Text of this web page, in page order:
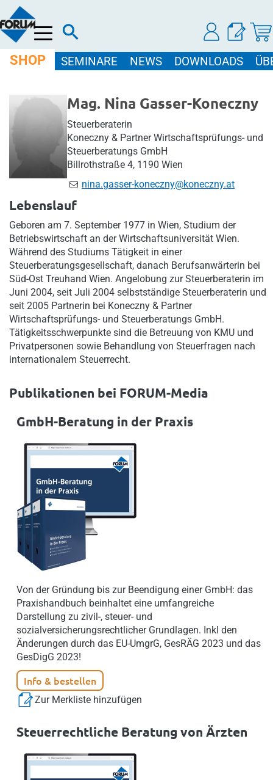
Menü
SHOP SEMINARE NEWS DOWNLOADS
Mag. Nina Gasser-Koneczny
Steuerberaterin
Koneczny & Partner Wirtschaftsprüfungs- und
Steuerberatungs GmbH
Billrothstraße 4, 1190 Wien
nina.gasser-koneczny@koneczny.at
Lebenslauf
Geboren am 7. September 1977 in Wien, Studium der
Betriebswirtschaft an der Wirtschaftsuniversität Wien.
Während des Studiums Tätigkeit in einer
Steuerberatungsgesellschaft, danach Berufsanwärterin bei
Süd-Ost Treuhand Wien. Angelobung zur Steuerberaterin im
Juni 2004, seit Juli 2004 selbstständige Steuerberaterin und
seit 2005 Partnerin bei Koneczny & Partner
Wirtschaftsprüfungs- und Steuerberatungs GmbH.
Tätigkeitsschwerpunkte sind die Betreuung von KMU und
Privatpersonen sowie Behandlung von Steuerfragen nach
internationalem Steuerrecht.
Publikationen bei FORUM-Media
GmbH-Beratung in der Praxis
Von der Gründung bis zur Beendigung einer GmbH: das
Praxishandbuch beinhaltet eine umfangreiche
Darstellung zu zivil-, steuer- und
sozialversicherungsrechtlicher Grundlagen. Inkl den
Änderungen durch das EU-UmgrG, GesRÄG 2023 und das
GesDigG 2023!
Info & bestellen
Zur Merkliste hinzufügen
Steuerrechtliche Beratung von Ärzten